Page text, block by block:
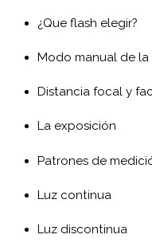
¿Que flash elegir?
Modo manual de la
Distancia focal y
La exposición
Patrones de
Luz continua
Luz discontinua